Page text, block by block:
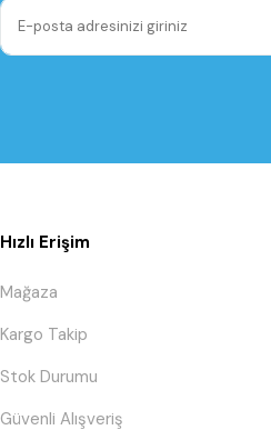
Hızlı Erişim
Mağaza
Kargo Takip
Stok Durumu
Güvenli Alışveriş